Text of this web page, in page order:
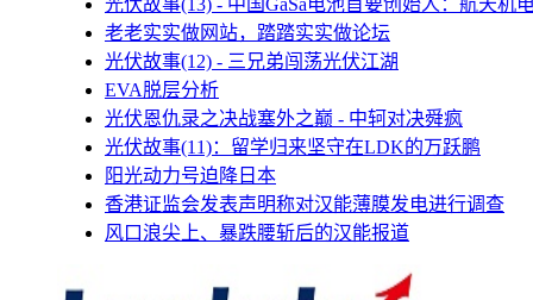
老老实实做网站，踏踏实实做论坛
光伏故事(12) - 三兄弟闯荡光伏江湖
EVA脱层分析
光伏恩仇录之决战塞外之巅 - 中轲对决舜疯
光伏故事(11)：留学归来坚守在LDK的万跃鹏
阳光动力号迫降日本
香港证监会发表声明称对汉能薄膜发电进行调查
风口浪尖上、暴跌腰斩后的汉能报道